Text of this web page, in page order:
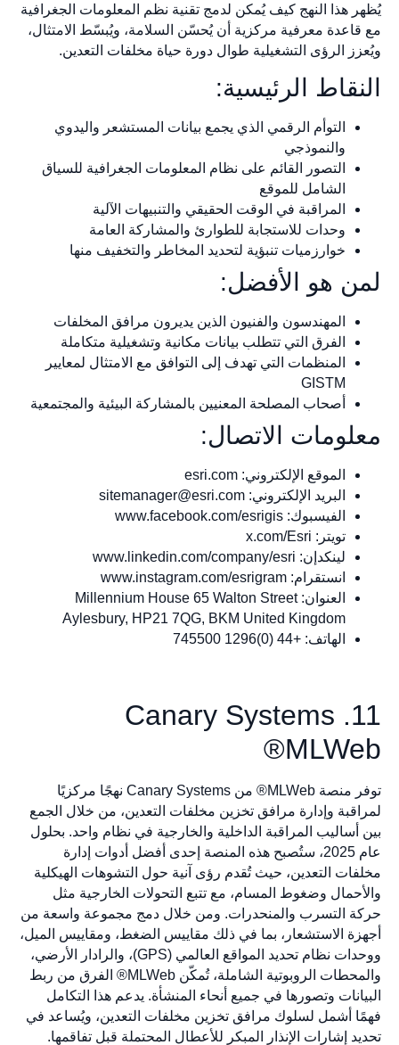
يُظهر هذا النهج كيف يُمكن لدمج تقنية نظم المعلومات الجغرافية
مع قاعدة معرفية مركزية أن يُحسّن السلامة، ويُبسّط الامتثال،
ويُعزز الرؤى التشغيلية طوال دورة حياة مخلفات التعدين.
النقاط الرئيسية:
التوأم الرقمي الذي يجمع بيانات المستشعر واليدوي
والنموذجي
التصور القائم على نظام المعلومات الجغرافية للسياق
الشامل للموقع
المراقبة في الوقت الحقيقي والتنبيهات الآلية
وحدات للاستجابة للطوارئ والمشاركة العامة
خوارزميات تنبؤية لتحديد المخاطر والتخفيف منها
لمن هو الأفضل:
المهندسون والفنيون الذين يديرون مرافق المخلفات
الفرق التي تتطلب بيانات مكانية وتشغيلية متكاملة
المنظمات التي تهدف إلى التوافق مع الامتثال لمعايير
GISTM
أصحاب المصلحة المعنيين بالمشاركة البيئية والمجتمعية
معلومات الاتصال:
الموقع الإلكتروني: esri.com
البريد الإلكتروني: sitemanager@esri.com
الفيسبوك: www.facebook.com/esrigis
تويتر: x.com/Esri
لينكدإن: www.linkedin.com/company/esri
انستقرام: www.instagram.com/esrigram
العنوان: Millennium House 65 Walton Street
Aylesbury, HP21 7QG, BKM United Kingdom
الهاتف: +44 (0)1296 745500
11. Canary Systems
MLWeb®
توفر منصة MLWeb® من Canary Systems نهجًا مركزيًا
لمراقبة وإدارة مرافق تخزين مخلفات التعدين، من خلال الجمع
بين أساليب المراقبة الداخلية والخارجية في نظام واحد. بحلول
عام 2025، ستُصبح هذه المنصة إحدى أفضل أدوات إدارة
مخلفات التعدين، حيث تُقدم رؤى آنية حول التشوهات الهيكلية
والأحمال وضغوط المسام، مع تتبع التحولات الخارجية مثل
حركة التسرب والمنحدرات. ومن خلال دمج مجموعة واسعة من
أجهزة الاستشعار، بما في ذلك مقاييس الضغط، ومقاييس الميل،
ووحدات نظام تحديد المواقع العالمي (GPS)، والرادار الأرضي،
والمحطات الروبوتية الشاملة، تُمكّن MLWeb® الفرق من ربط
البيانات وتصورها في جميع أنحاء المنشأة. يدعم هذا التكامل
فهمًا أشمل لسلوك مرافق تخزين مخلفات التعدين، ويُساعد في
تحديد إشارات الإنذار المبكر للأعطال المحتملة قبل تفاقمها.